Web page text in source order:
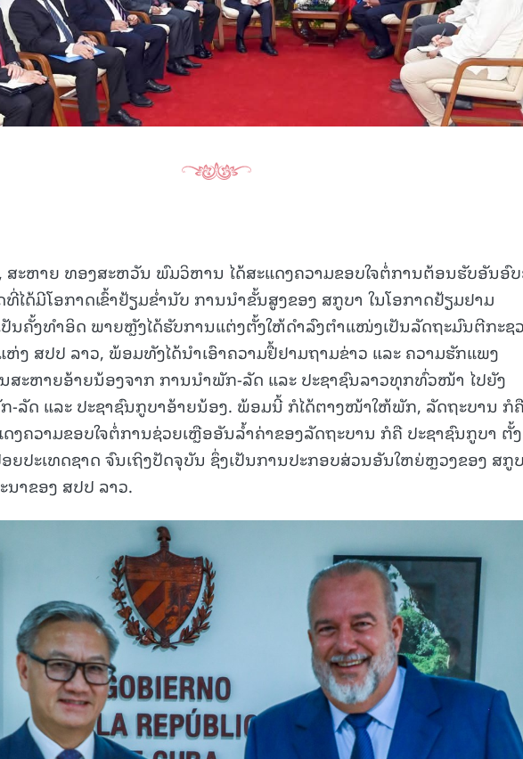
ສະຫາຍ ທອງສະຫວັນ ພົມວິຫານ ໄດ້ສະແດງຄວາມຂອບໃຈຕໍ່ການຕ້ອນຮັບອັນອົ
ໄດ້ມີໂອກາດເຂົ້າຢ້ຽມຂໍ່ານັບ ການນໍາຂັ້ນສູງຂອງ ສກູບາ ໃນໂອກາດຢ້ຽມຢາມ
ນຄັ້ງທໍາອິດ ພາຍຫຼັງໄດ້ຮັບການແຕ່ງຕັ້ງໃຫ້ດໍາລົງຕໍາແໜ່ງເປັນລັດຖະມົນຕີກະຊ
ຫ່ງ ສປປ ລາວ, ພ້ອມທັງໄດ້ນໍາເອົາຄວາມຢື້ຢາມຖາມຂ່າວ ແລະ ຄວາມຮັກແພງ
ະຫາຍອ້າຍນ້ອງຈາກ ການນໍາພັກ-ລັດ ແລະ ປະຊາຊົນລາວທຸກທົ່ວໜ້າ ໄປຍັງ
-ລັດ ແລະ ປະຊາຊົນກູບາອ້າຍນ້ອງ. ພ້ອມນີ້ ກໍໄດ້ຕາງໜ້າໃຫ້ພັກ, ລັດຖະບານ ກໍ
ດງຄວາມຂອບໃຈຕໍ່ການຊ່ວຍເຫຼືອອັນລໍ້າຄ່າຂອງລັດຖະບານ ກໍຄື ປະຊາຊົນກູບາ ຕັ້
ຍປະເທດຊາດ ຈົນເຖິງປັດຈຸບັນ ຊຶ່ງເປັນການປະກອບສ່ວນອັນໃຫຍ່ຫຼວງຂອງ ສກູ
າຂອງ ສປປ ລາວ.